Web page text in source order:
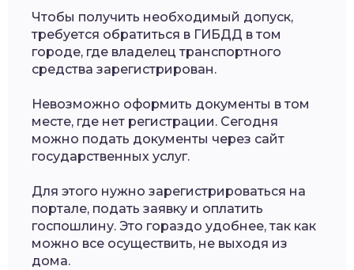
Чтобы получить необходимый допуск,
требуется обратиться в ГИБДД в том
городе, где владелец транспортного
средства зарегистрирован.
Невозможно оформить документы в том
месте, где нет регистрации. Сегодня
можно подать документы через сайт
государственных услуг.
Для этого нужно зарегистрироваться на
портале, подать заявку и оплатить
госпошлину. Это гораздо удобнее, так как
можно все осуществить, не выходя из
дома.